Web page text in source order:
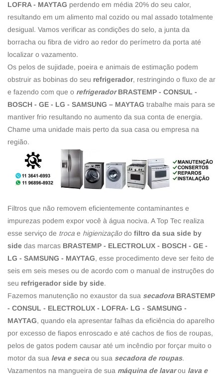
LOFRA - MAYTAG perdendo em média 20% do seu calor,
resultando em um alimento mal cozido ou mal assado totalmente
desigual. Vamos verificar as condições do selo, a junta da
borracha ou fibra de vidro ao redor do perímetro da porta até
localizar o vazamento.
Os pelos de sujidade, poeira e animais de estimação podem
obstruir as bobinas do seu refrigerador, restringindo o fluxo de ar
e fazendo com que o refrigerador BRASTEMP - CONSUL -
BOSCH - GE - LG - SAMSUNG – MAYTAG trabalhe mais para se
mantiver frio resultando no aumento da sua conta de energia.
Chame uma unidade mais perto da sua casa ou empresa na
região.
Filtros que não removem eficientemente contaminantes e
impurezas podem expor você à água nociva. A Top Tec realiza
esse serviço de troca e higienizaçãodo filtro da sua side by
side das marcas BRASTEMP - ELECTROLUX - BOSCH - GE -
LG - SAMSUNG - MAYTAG, esse procedimento deve ser feito de
seis em seis meses ou de acordo com o manual de instruções do
seu refrigerador side by side.
Fazemos manutenção no exaustor da sua secadora BRASTEMP
- CONSUL - ELECTROLUX - LOFRA- LG - SAMSUNG -
MAYTAG, quando ela apresentar falhas da eficiência do aparelho
por excesso de fiapos enroscado e até cachos de fios de roupas,
pelos de gatos podem causar até um incêndio por forçar muito o
motor da sua leva e seca ou sua secadora de roupas.
Vazamentos na mangueira de sua máquina de lavarou lava e